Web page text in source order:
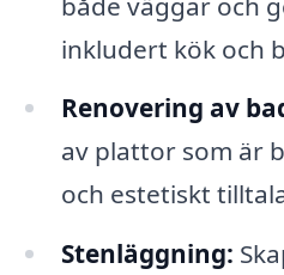
inkludert kök och
Renovering av
av plattor som är
och estetiskt
Stenläggning: